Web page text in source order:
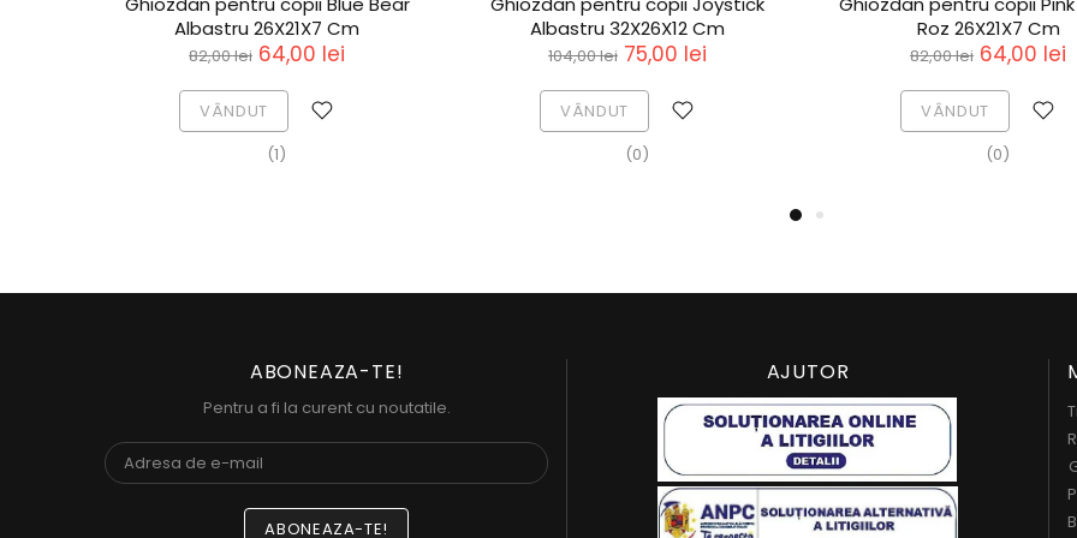
Albastru 26X21X7 Cm
82,00 lei 64,00 lei
VÂNDUT
(1)
Albastru 32X26X12 Cm
104,00 lei 75,00 lei
VÂNDUT
(0)
Roz 26X21X7 Cm
82,00 lei 64,00 lei
VÂNDUT
(0)
ABONEAZA-TE!
Pentru a fi la curent cu noutatile.
AJUTOR